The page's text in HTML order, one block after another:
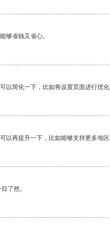
够省钱又省心。
以简化一下，比如将设置页面进行优化
以再提升一下，比如能够支持更多地区
了然。